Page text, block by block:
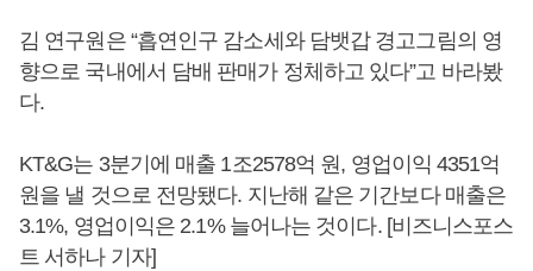
김 연구원은 “흡연인구 감소세와 담뱃갑 경고그림의 영
향으로 국내에서 담배 판매가 정체하고 있다”고 바라봤
다.
KT&G는 3분기에 매출 1조2578억 원, 영업이익 4351억
원을 낼 것으로 전망됐다. 지난해 같은 기간보다 매출은
3.1%, 영업이익은 2.1% 늘어나는 것이다. [비즈니스포스
트 서하나 기자]